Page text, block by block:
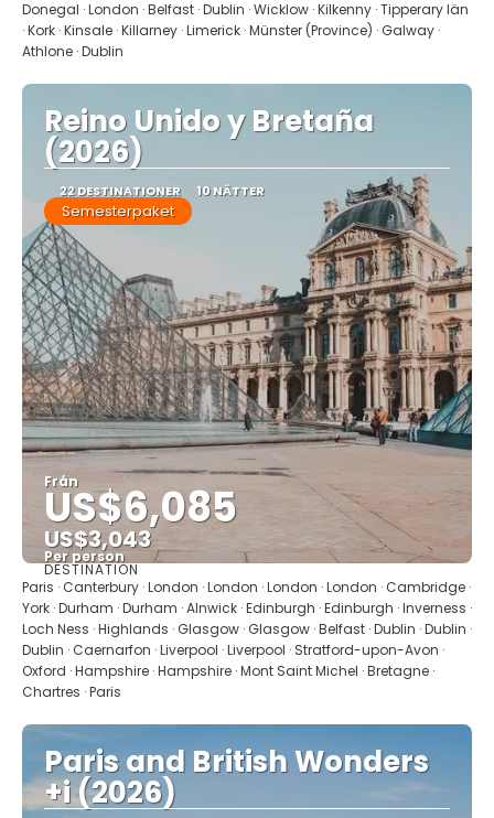
Donegal · London · Belfast · Dublin · Wicklow · Kilkenny · Tipperary län
· Kork · Kinsale · Killarney · Limerick · Münster (Province) · Galway ·
Athlone · Dublin
Reino Unido y Bretaña
(2026)
22 DESTINATIONER 10 NÄTTER
Semesterpaket
Från
US$6,085
US$3,043
Per person
Se
DESTINATION
Paris · Canterbury · London · London · London · London · Cambridge ·
York · Durham · Durham · Alnwick · Edinburgh · Edinburgh · Inverness ·
Loch Ness · Highlands · Glasgow · Glasgow · Belfast · Dublin · Dublin ·
Dublin · Caernarfon · Liverpool · Liverpool · Stratford-upon-Avon ·
Oxford · Hampshire · Hampshire · Mont Saint Michel · Bretagne ·
Chartres · Paris
Paris and British Wonders
+i (2026)